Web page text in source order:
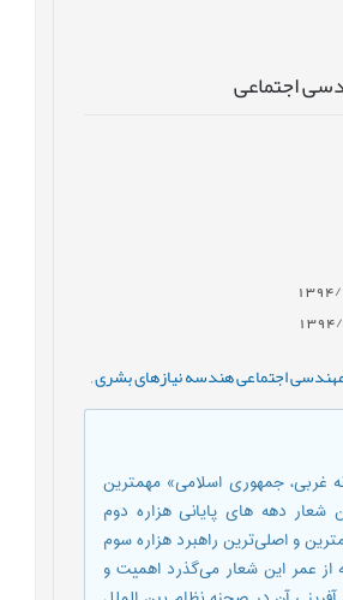
اجتماعی
اجتماعی هندسه نیازهای بشری,
غربی، جمهوری اسلامی» مهمترین
شعار دهه های پایانی هزاره دوم
و اصلی‌ترین راهبرد هزاره سوم
عمر این شعار می‌گذرد اهمیت و